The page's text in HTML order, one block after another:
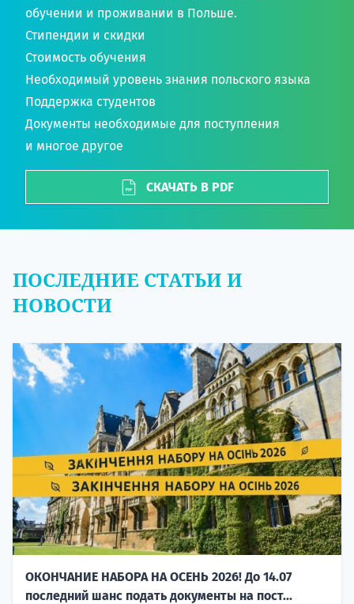
обучении и проживании в Польше.
Стипендии и скидки
Стоимость обучения
Необходимый уровень знания польского языка
Поддержка студентов
Документы необходимые для поступления
и многое другое
СКАЧАТЬ В PDF
ПОСЛЕДНИЕ СТАТЬИ И
НОВОСТИ
ОКОНЧАНИЕ НАБОРА НА ОСЕНЬ 2026! До 14.07
последний шанс подать документы на пост...